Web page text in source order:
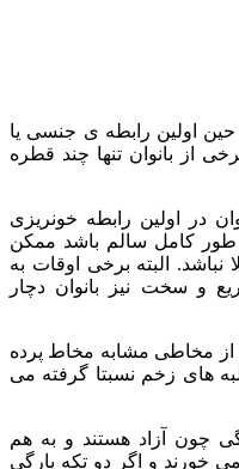
حین اولین رابطه ی جنسی یا
از بانوان تنها چند قطره
در اولین رابطه خونریزی
طور کامل سالم باشد ممکن
البته برخی اوقات به
و سخت نیز بانوان دچار
از مخاطی مشابه مخاط پرده
های زخم نسبتا گرفته می
چون آزاد هستند و به هم
خورند و اگر دو تکه پارگی